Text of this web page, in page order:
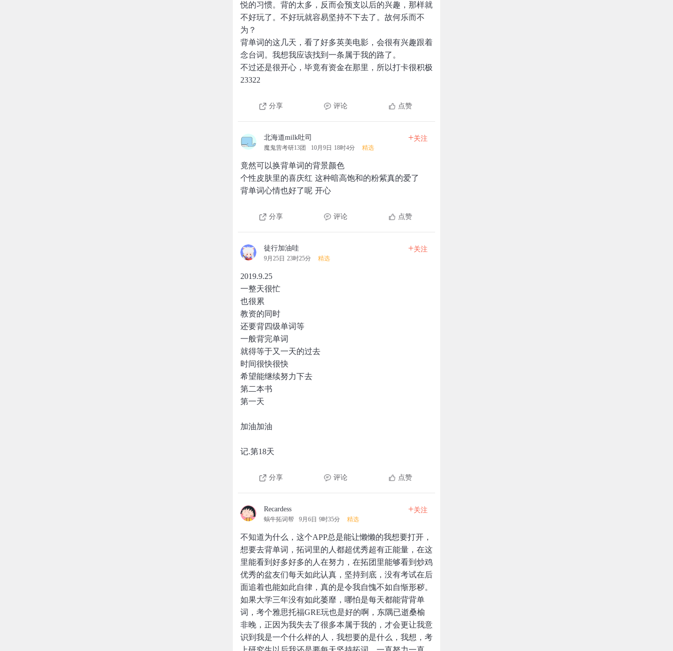
悦的习惯。背的太多，反而会预支以后的兴趣，那样就
不好玩了。不好玩就容易坚持不下去了。故何乐而不
为？
背单词的这几天，看了好多英美电影，会很有兴趣跟着
念台词。我想我应该找到一条属于我的路了。
不过还是很开心，毕竟有资金在那里，所以打卡很积极
23322
分享 评论 点赞
北海道milk吐司
魔鬼营考研13团 10月9日 18时4分 精选
+关注
竟然可以换背单词的背景颜色
个性皮肤里的喜庆红 这种暗高饱和的粉紫真的爱了
背单词心情也好了呢 开心
分享 评论 点赞
徒行加油哇
9月25日 23时25分 精选
+关注
2019.9.25
一整天很忙
也很累
教资的同时
还要背四级单词等
一般背完单词
就得等于又一天的过去
时间很快很快
希望能继续努力下去
第二本书
第一天
加油加油
记.第18天
分享 评论 点赞
Recardess
蜗牛拓词帮 9月6日 9时35分 精选
+关注
不知道为什么，这个APP总是能让懒懒的我想要打开，
想要去背单词，拓词里的人都超优秀超有正能量，在这
里能看到好多好多的人在努力，在拓团里能够看到炒鸡
优秀的盆友们每天如此认真，坚持到底，没有考试在后
面追着也能如此自律，真的是令我自愧不如自惭形秽。
如果大学三年没有如此萎靡，哪怕是每天都能背背单
词，考个雅思托福GRE玩也是好的啊，东隅已逝桑榆
非晚，正因为我失去了很多本属于我的，才会更让我意
识到我是一个什么样的人，我想要的是什么，我想，考